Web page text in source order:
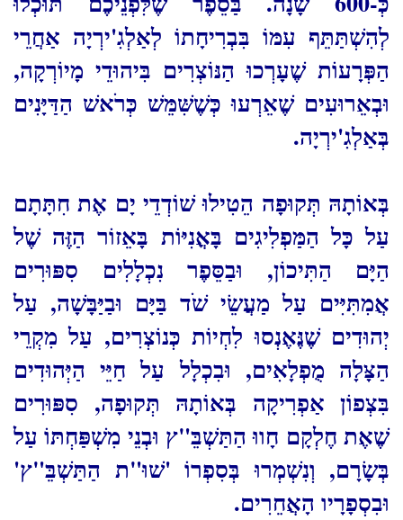
לְהִשְׁתַּתֵּף עִמּוֹ בִּבְרִיחָתוֹ לְאַלְגִ'ירְיָה אַחֲרֵי
הַפְּרָעוֹת שֶׁעָרְכוּ הַנּוֹצְרִים בִּיהוּדֵי מָיוֹרְקָה,
וּבְאֵרוּעִים שֶׁאֵרְעוּ כְּשֶׁשִּׁמֵּשׁ כְּרֹאשׁ הַדַּיָּנִים
בְּאַלְגִ'ירְיָה.
בְּאוֹתָהּ תְּקוּפָה הֵטִילוּ שׁוֹדְדֵי יָם אֶת חִתָּתָם
עַל כָּל הַמַּפְלִיגִים בָּאֳנִיּוֹת בָּאֵזוֹר הַזֶּה שֶׁל
הַיָּם הַתִּיכוֹן, וּבַסֵּפֶר נִכְלָלִים סִפּוּרִים
אֲמִתִּיִּים עַל מַעֲשֵׂי שֹׁד בַּיָּם וּבַיַּבָּשָׁה, עַל
יְהוּדִים שֶׁנֶּאֶנְסוּ לִחְיוֹת כְּנוֹצְרִים, עַל מִקְרֵי
הַצָּלָה מֻפְלָאִים, וּבִכְלָל עַל חַיֵּי הַיְּהוּדִים
בִּצְפוֹן אַפְרִיקָה בְּאוֹתָהּ תְּקוּפָה, סִפּוּרִים
שֶׁאֶת חֶלְקָם חָווּ הַתַּשְׁבֵּ"ץ וּבְנֵי מִשְׁפַּחְתּוֹ עַל
בְּשָׂרָם, וְנִשְׁמְרוּ בְּסִפְרוֹ 'שׁוּ"ת הַתַּשְׁבֵּ"ץ'
וּבִסְפָרָיו הָאֲחֵרִים.